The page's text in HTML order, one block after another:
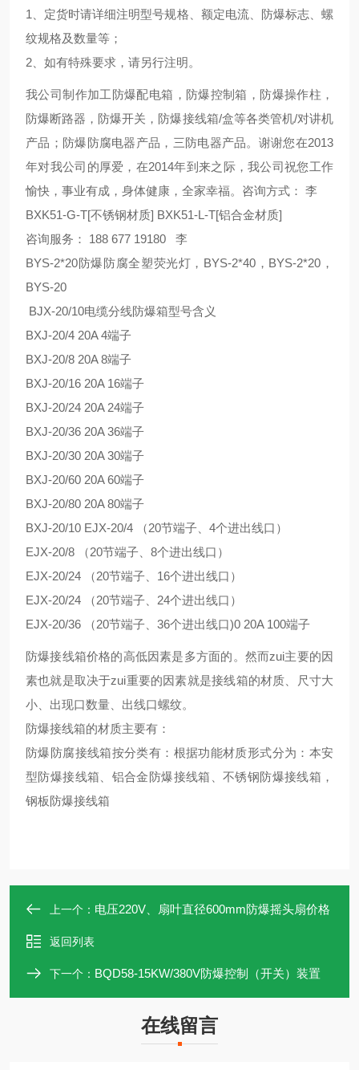
1、定货时请详细注明型号规格、额定电流、防爆标志、螺
纹规格及数量等；
2、如有特殊要求，请另行注明。
我公司制作加工防爆配电箱，防爆控制箱，防爆操作柱，
防爆断路器，防爆开关，防爆接线箱/盒等各类管机/对讲机
产品；防爆防腐电器产品，三防电器产品。谢谢您在2013
年对我公司的厚爱，在2014年到来之际，我公司祝您工作
愉快，事业有成，身体健康，全家幸福。咨询方式： 李
BXK51-G-T[不锈钢材质] BXK51-L-T[铝合金材质]
咨询服务： 188 677 19180 李
BYS-2*20防爆防腐全塑荧光灯，BYS-2*40，BYS-2*20，
BYS-20
BJX-20/10电缆分线防爆箱型号含义
BXJ-20/4 20A 4端子
BXJ-20/8 20A 8端子
BXJ-20/16 20A 16端子
BXJ-20/24 20A 24端子
BXJ-20/36 20A 36端子
BXJ-20/30 20A 30端子
BXJ-20/60 20A 60端子
BXJ-20/80 20A 80端子
BXJ-20/10 EJX-20/4 （20节端子、4个进出线口）
EJX-20/8 （20节端子、8个进出线口）
EJX-20/24 （20节端子、16个进出线口）
EJX-20/24 （20节端子、24个进出线口）
EJX-20/36 （20节端子、36个进出线口)0 20A 100端子
防爆接线箱价格的高低因素是多方面的。然而zui主要的因
素也就是取决于zui重要的因素就是接线箱的材质、尺寸大
小、出现口数量、出线口螺纹。
防爆接线箱的材质主要有：
防爆防腐接线箱按分类有：根据功能材质形式分为：本安
型防爆接线箱、铝合金防爆接线箱、不锈钢防爆接线箱，
钢板防爆接线箱
上一个： 电压220V、扇叶直径600mm防爆摇头扇价格
返回列表
下一个： BQD58-15KW/380V防爆控制（开关）装置
在线留言